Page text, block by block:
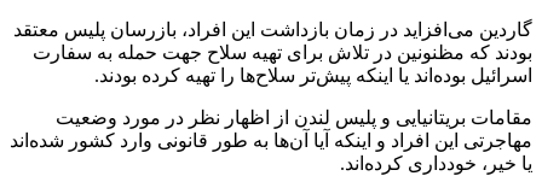
گاردین می‌افزاید در زمان بازداشت این افراد، بازرسان پلیس معتقد
بودند که مظنونین در تلاش برای تهیه سلاح جهت حمله به سفارت
اسرائیل بوده‌اند یا اینکه پیش‌تر سلاح‌ها را تهیه کرده بودند.
مقامات بریتانیایی و پلیس لندن از اظهار نظر در مورد وضعیت
مهاجرتی این افراد و اینکه آیا آن‌ها به طور قانونی وارد کشور شده‌اند
یا خیر، خودداری کرده‌اند.